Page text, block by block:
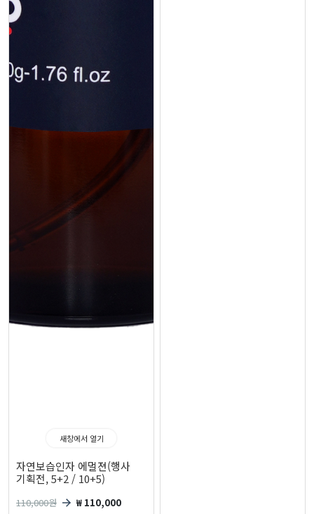
새창에서 열기
자연보습인자 에멀젼(행사
기획전, 5+2 / 10+5)
110,000원 ₩ 110,000